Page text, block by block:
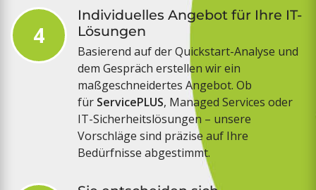
4
Individuelles Angebot für Ihre IT-
Lösungen
Basierend auf der Quickstart-Analyse und
dem Gespräch erstellen wir ein
maßgeschneidertes Angebot. Ob
für ServicePLUS, Managed Services oder
IT-Sicherheitslösungen – unsere
Vorschläge sind präzise auf Ihre
Bedürfnisse abgestimmt.